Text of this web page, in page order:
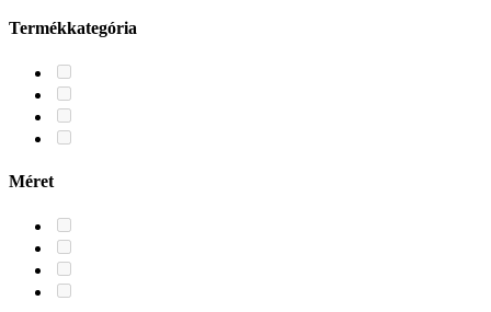
Termékkategória
Méret